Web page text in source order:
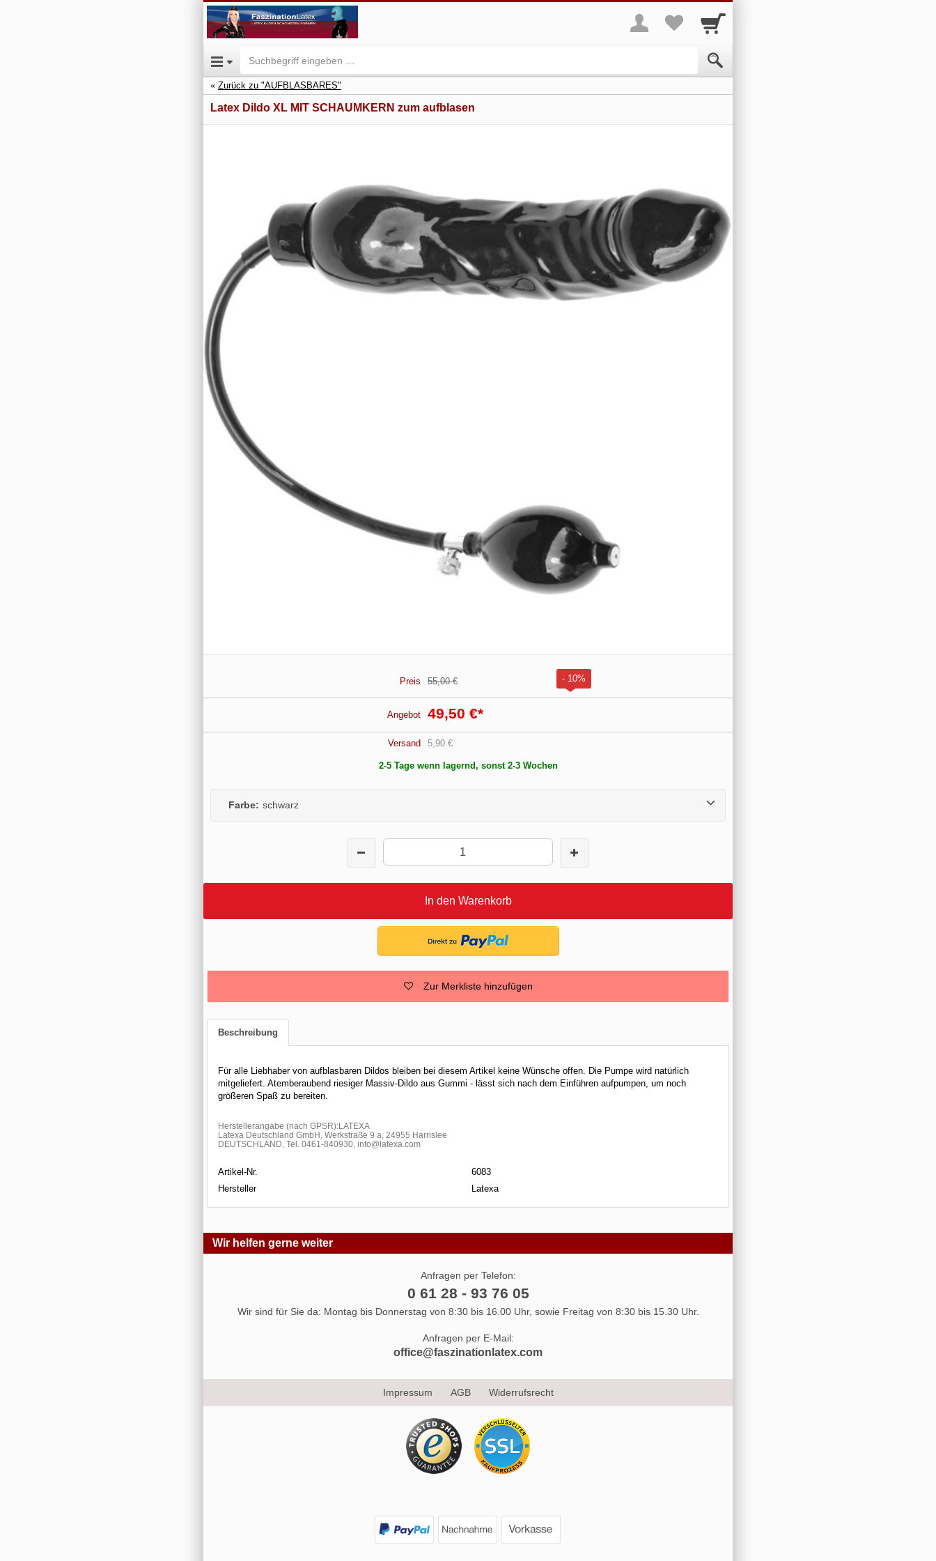
Zurück zu "AUFBLASBARES"
Latex Dildo XL MIT SCHAUMKERN zum aufblasen
Preis 55,00 € - 10%
Angebot 49,50 €*
Versand 5,90 €
2-5 Tage wenn lagernd, sonst 2-3 Wochen
Farbe: schwarz
In den Warenkorb
Zur Merkliste hinzufügen
Beschreibung
Für alle Liebhaber von aufblasbaren Dildos bleiben bei diesem Artikel keine Wünsche offen. Die Pumpe wird natürlich
mitgeliefert. Atemberaubend riesiger Massiv-Dildo aus Gummi - lässt sich nach dem Einführen aufpumpen, um noch
größeren Spaß zu bereiten.
Herstellerangabe (nach GPSR):LATEXA
Latexa Deutschland GmbH, Werkstraße 9 a, 24955 Harrislee
DEUTSCHLAND, Tel. 0461-840930, info@latexa.com
Artikel-Nr.
6083
Hersteller
Latexa
Wir helfen gerne weiter
Anfragen per Telefon:
0 61 28 - 93 76 05
Wir sind für Sie da: Montag bis Donnerstag von 8:30 bis 16.00 Uhr, sowie Freitag von 8:30 bis 15.30 Uhr.
Anfragen per E-Mail:
office@faszinationlatex.com
Impressum AGB Widerrufsrecht